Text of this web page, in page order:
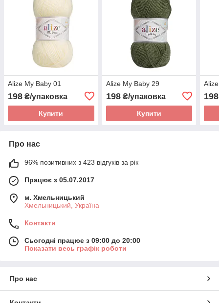
Alize My Baby 01
198 ₴/упаковка
Купити
Alize My Baby 29
198₴/упаковка
Купити
198
Про нас
96% позитивних з 423 відгуків за рік
Працює з 05.07.2017
м. Хмельницький
Хмельницький, Україна
Контакти
Сьогодні працює з 09:00 до 20:00
Показати весь графік роботи
Про нас